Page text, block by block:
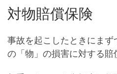
対物賠償保険
事故を起こしたときにま
の「物」の損害に対する賠